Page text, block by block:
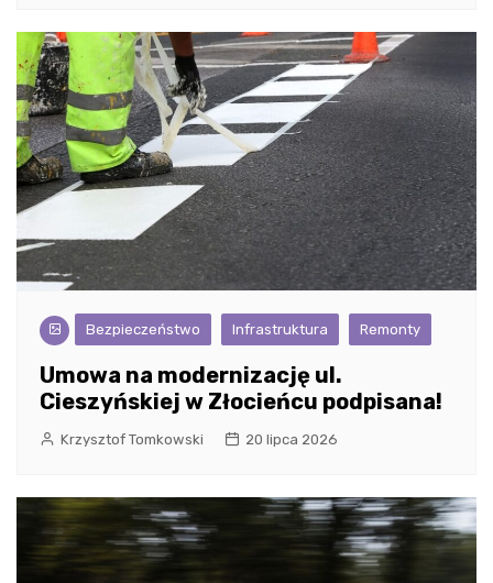
Bezpieczeństwo Infrastruktura Remonty
Umowa na modernizację ul.
Cieszyńskiej w Złocieńcu podpisana!
Krzysztof Tomkowski 20 lipca 2026